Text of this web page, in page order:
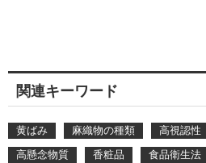
関連キーワード
黄ばみ 麻織物の種類 高視認性
高懸念物質
香粧品 食品衛生法